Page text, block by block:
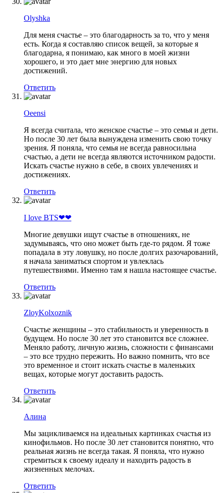
Olyshka
Для меня счастье – это благодарность за то, что у меня
есть. Когда я составляю список вещей, за которые я
благодарна, я понимаю, как много в моей жизни
хорошего, и это дает мне энергию для новых
достижений.
Ответить
Oeensi
Я всегда считала, что женское счастье – это семья и дети.
Но после 30 лет была вынуждена изменить свою точку
зрения. Я поняла, что семья не всегда равносильна
счастью, а дети не всегда являются источником радости.
Искать счастье нужно в себе, в своих увлечениях и
достижениях.
Ответить
I love BTS❤❤
Многие девушки ищут счастье в отношениях, не
задумываясь, что оно может быть где-то рядом. Я тоже
попадала в эту ловушку, но после долгих разочарований,
я начала заниматься спортом и увлеклась
путешествиями. Именно там я нашла настоящее счастье.
Ответить
ZloyKolxoznik
Счастье женщины – это стабильность и уверенность в
будущем. Но после 30 лет это становится все сложнее.
Меняло работу, личную жизнь, сложности с финансами
– это все трудно пережить. Но важно помнить, что все
это временное и стоит искать счастье в маленьких
вещах, которые могут доставить радость.
Ответить
Алина
Мы зацикливаемся на идеальных картинках счастья из
кинофильмов. Но после 30 лет становится понятно, что
реальная жизнь не всегда такая. Я поняла, что нужно
стремиться к своему идеалу и находить радость в
жизненных мелочах.
Ответить